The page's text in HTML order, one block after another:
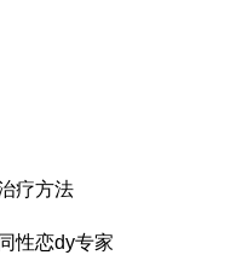
疗方法
性恋dy专家